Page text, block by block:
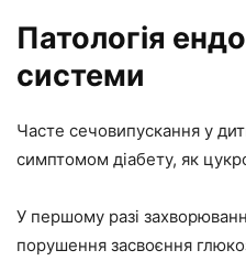
Патологія
системи
Часте сечовипускання у
симптомом діабету, як
У першому разі
порушення засвоєння